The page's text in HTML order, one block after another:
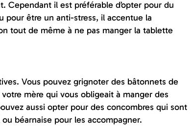
Cependant il est préférable d’opter pour du
pour être un anti-stress, il accentue la
tout de même à ne pas manger la tablette
Vous pouvez grignoter des bâtonnets de
mère qui vous obligeait à manger des
aussi opter pour des concombres qui sont
béarnaise pour les accompagner.